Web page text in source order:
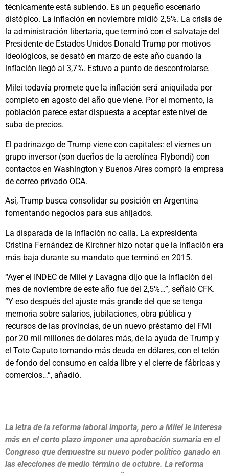
técnicamente está subiendo. Es un pequeño escenario
distópico. La inflación en noviembre midió 2,5%. La crisis de
la administración libertaria, que terminó con el salvataje del
Presidente de Estados Unidos Donald Trump por motivos
ideológicos, se desató en marzo de este año cuando la
inflación llegó al 3,7%. Estuvo a punto de descontrolarse.
Milei todavía promete que la inflación será aniquilada por
completo en agosto del año que viene. Por el momento, la
población parece estar dispuesta a aceptar este nivel de
suba de precios.
El padrinazgo de Trump viene con capitales: el viernes un
grupo inversor (son dueños de la aerolínea Flybondi) con
contactos en Washington y Buenos Aires compró la empresa
de correo privado OCA.
Así, Trump busca consolidar su posición en Argentina
fomentando negocios para sus ahijados.
La disparada de la inflación no calla. La expresidenta
Cristina Fernández de Kirchner hizo notar que la inflación era
más baja durante su mandato que terminó en 2015.
“Ayer el INDEC de Milei y Lavagna dijo que la inflación del
mes de noviembre de este año fue del 2,5%…”, señaló CFK.
“Y eso después del ajuste más grande del que se tenga
memoria sobre salarios, jubilaciones, obra pública y
recursos de las provincias, de un nuevo préstamo del FMI
por 20 mil millones de dólares más, de la ayuda de Trump y
el Toto Caputo tomando más deuda en dólares, con el telón
de fondo del consumo en caída libre y el cierre de fábricas y
comercios…“, añadió.
La letra de la reforma laboral importa, pero a Milei le interesa
más en el corto plazo imponer una aprobación sumaria en el
Congreso que demuestre su nuevo poder político ganado en
las elecciones de medio término de octubre. La reforma